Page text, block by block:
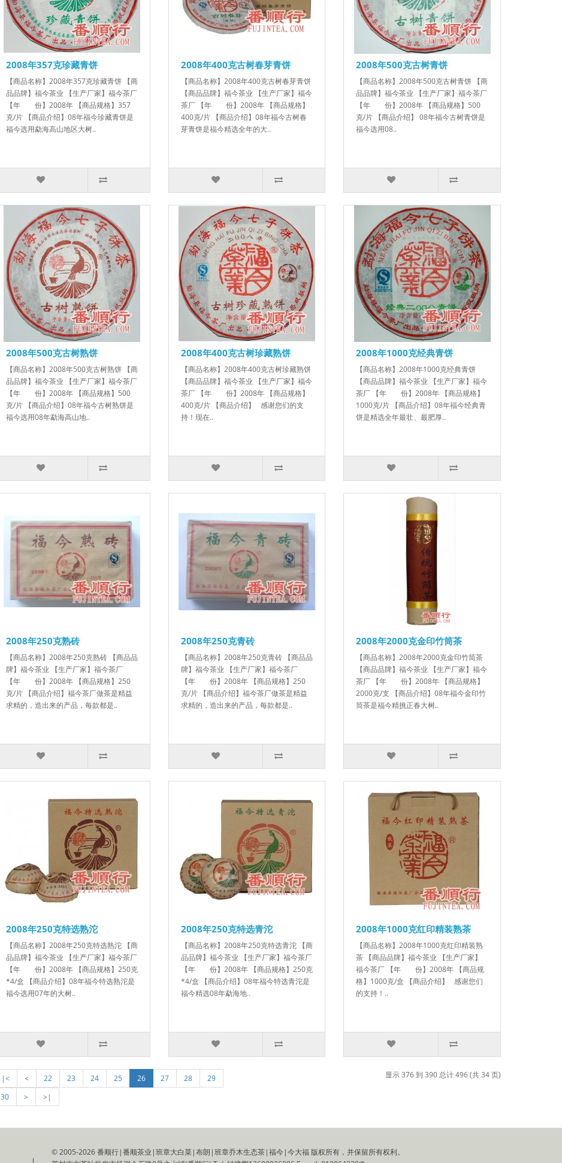
2008年357克珍藏青饼
【商品名称】2008年357克珍藏青饼 【商
品品牌】福今茶业 【生产厂家】福今茶厂
【年 份】2008年 【商品规格】357
克/片 【商品介绍】08年福今珍藏青饼是
福今选用勐海高山地区大树..
2008年400克古树春芽青饼
【商品名称】2008年400克古树春芽青饼
【商品品牌】福今茶业 【生产厂家】福今
茶厂 【年 份】2008年 【商品规格】
400克/片 【商品介绍】08年福今古树春
芽青饼是福今精选全年的大..
2008年500克古树青饼
【商品名称】2008年500克古树青饼 【商
品品牌】福今茶业 【生产厂家】福今茶厂
【年 份】2008年 【商品规格】500
克/片 【商品介绍】 08年福今古树青饼是
福今选用08..
2008年500克古树熟饼
【商品名称】2008年500克古树熟饼 【商
品品牌】福今茶业 【生产厂家】福今茶厂
【年 份】2008年 【商品规格】500
克/片 【商品介绍】08年福今古树熟饼是
福今选用08年勐海高山地..
2008年400克古树珍藏熟饼
【商品名称】2008年400克古树珍藏熟饼
【商品品牌】福今茶业 【生产厂家】福今
茶厂 【年 份】2008年 【商品规格】
400克/片 【商品介绍】 感谢您们的支
持！现在..
2008年1000克经典青饼
【商品名称】2008年1000克经典青饼
【商品品牌】福今茶业 【生产厂家】福今
茶厂 【年 份】2008年 【商品规格】
1000克/片 【商品介绍】08年福今经典青
饼是精选全年最壮、最肥厚..
2008年250克熟砖
【商品名称】2008年250克熟砖 【商品品
牌】福今茶业 【生产厂家】福今茶厂
【年 份】2008年 【商品规格】250
克/片 【商品介绍】福今茶厂做茶是精益
求精的，造出来的产品，每款都是..
2008年250克青砖
【商品名称】2008年250克青砖 【商品品
牌】福今茶业 【生产厂家】福今茶厂
【年 份】2008年 【商品规格】250
克/片 【商品介绍】福今茶厂做茶是精益
求精的，造出来的产品，每款都是..
2008年2000克金印竹筒茶
【商品名称】2008年2000克金印竹筒茶
【商品品牌】福今茶业 【生产厂家】福今
茶厂 【年 份】2008年 【商品规格】
2000克/支 【商品介绍】08年福今金印竹
筒茶是福今精挑正春大树..
2008年250克特选熟沱
【商品名称】2008年250克特选熟沱 【商
品品牌】福今茶业 【生产厂家】福今茶厂
【年 份】2008年 【商品规格】250克
*4/盒 【商品介绍】08年福今特选熟沱是
福今选用07年的大树..
2008年250克特选青沱
【商品名称】2008年250克特选青沱 【商
品品牌】福今茶业 【生产厂家】福今茶厂
【年 份】2008年 【商品规格】250克
*4/盒 【商品介绍】08年福今特选青沱是
福今精选08年勐海地..
2008年1000克红印精装熟茶
【商品名称】2008年1000克红印精装熟
茶 【商品品牌】福今茶业 【生产厂家】
福今茶厂 【年 份】2008年 【商品规
格】1000克/盒 【商品介绍】 感谢您们
的支持！..
|< < 22 23 24 25 26 27 28
29
30
> >|
显示 376 到 390 总计 496 (共 34 页)
© 2005-2026 番顺行|番顺茶业|班章大白菜|布朗|班章乔木生态茶|福今|今大福 版权所有，并保留所有权利。